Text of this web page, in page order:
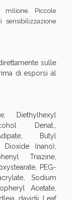
Piccole
sensibilizzazione
sulle
di esporsi al
Diethylhexyl
Denat.,
Butyl
Dioxide (nano),
Triazine,
PEG-
Sodium
Acetate,
55% valido